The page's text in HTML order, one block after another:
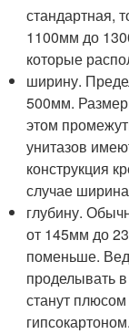
стандартная,
1100мм до
которые
ширину.
500мм.
этом
унитазов
конструкция
случае
глубину.
от 145мм до
поменьше.
проделывать
станут
гипсокартоном.